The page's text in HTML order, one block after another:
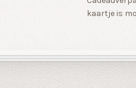
kaartje is